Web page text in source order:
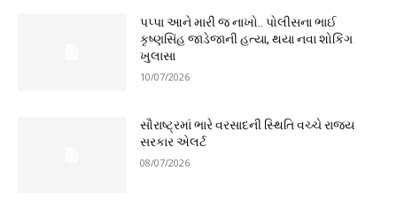
પપ્પા આને મારી જ નાખો.. પોલીસના ભાઈ
કૃષ્ણસિંહ જાડેજાની હત્યા, થયા નવા શોકિંગ
ખુલાસા
10/07/2026
સૌરાષ્ટ્રમાં ભારે વરસાદની સ્થિતિ વચ્ચે રાજ્ય
સરકાર એલર્ટ
08/07/2026